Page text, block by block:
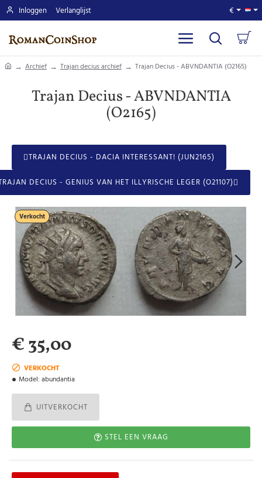
Inloggen Verlanglijst €
homeArchief Trajan decius archief Trajan Decius - ABVNDANTIA (O2165)
Trajan Decius - ABVNDANTIA
(O2165)
TRAJAN DECIUS - DACIA INTERESSANT! (JUN2165)
DECIUS - GENIUS VAN HET ILLYRISCHE LEGER (O21107)
Verkocht
VERKOCHT
Model: abundantia
€ 35,00
UITVERKOCHT
STEL EEN VRAAG